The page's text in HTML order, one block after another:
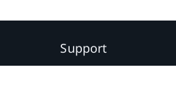
Support
VIVE Support